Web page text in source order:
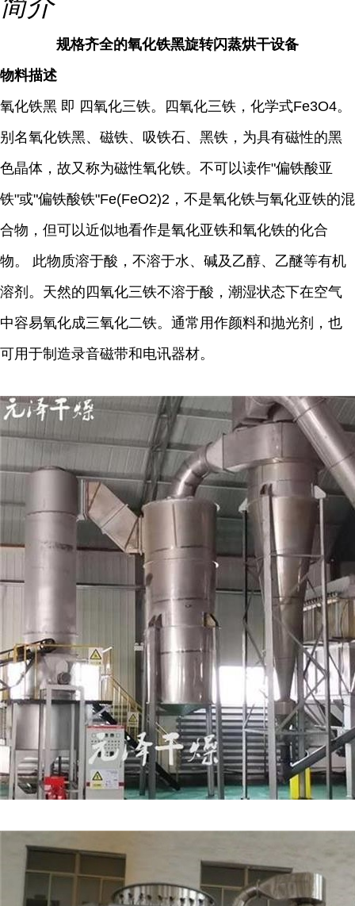
规格齐全的氧化铁黑旋转闪蒸烘干设备
物料描述
氧化铁黑 即 四氧化三铁。四氧化三铁，化学式Fe3O4。
别名氧化铁黑、磁铁、吸铁石、黑铁，为具有磁性的黑
色晶体，故又称为磁性氧化铁。不可以读作"偏铁酸亚
铁"或"偏铁酸铁"Fe(FeO2)2，不是氧化铁与氧化亚铁的混
合物，但可以近似地看作是氧化亚铁和氧化铁的化合
物。 此物质溶于酸，不溶于水、碱及乙醇、乙醚等有机
溶剂。天然的四氧化三铁不溶于酸，潮湿状态下在空气
中容易氧化成三氧化二铁。通常用作颜料和抛光剂，也
可用于制造录音磁带和电讯器材。